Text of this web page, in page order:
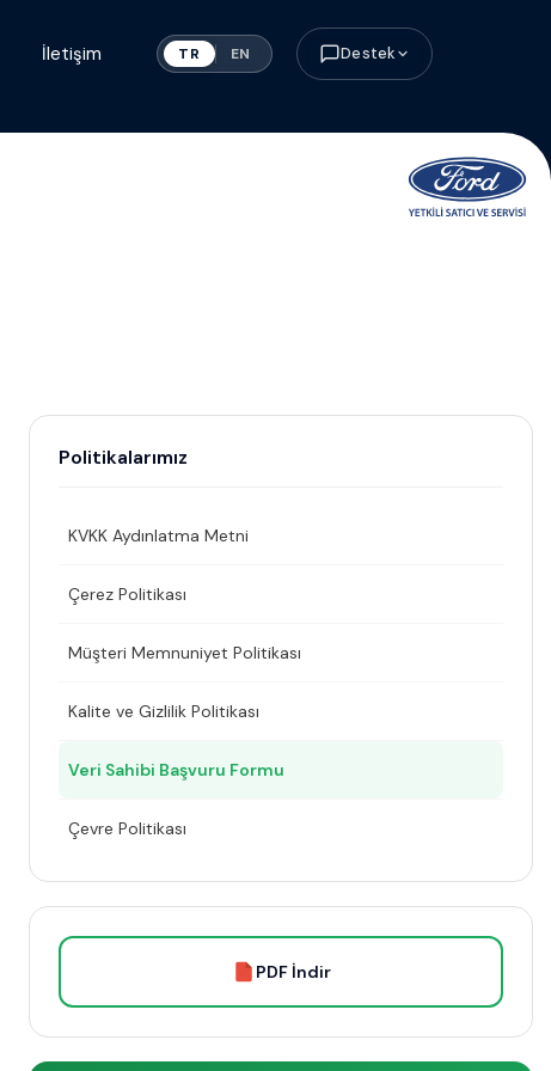
İletişim TR EN Destek
Politikalarımız
KVKK Aydınlatma Metni
Çerez Politikası
Müşteri Memnuniyet Politikası
Kalite ve Gizlilik Politikası
Veri Sahibi Başvuru Formu
Çevre Politikası
PDF İndir